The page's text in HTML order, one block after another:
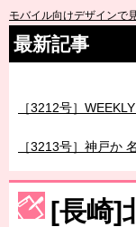
モバイル向けデザインで
最新記事
［3214号］WEST制
[長崎]